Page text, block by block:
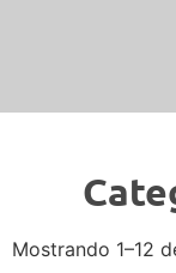
Mostrando 1–12